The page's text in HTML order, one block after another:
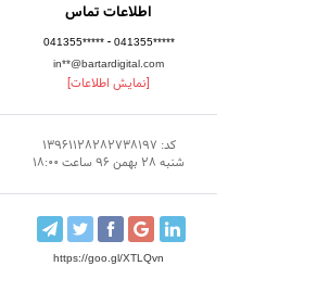
اطلاعات تماس
041355***** - 041355*****
in**@bartardigital.com
[نمایش اطلاعات]
کد: 13961128282738197
شنبه 28 بهمن 96 ساعت 18:00
https://goo.gl/XTLQvn